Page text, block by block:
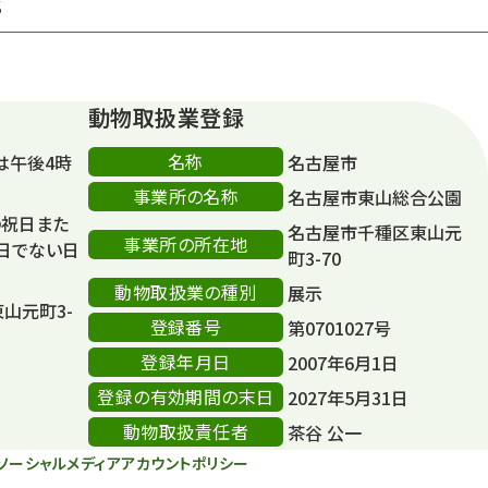
午後4時
日また
でない日
元町3-
動物取扱業登録
名称
名古屋市
事業所の名称
名古屋市東山総合公園
事業所の所在地
名古屋市千種区東山元
町3-70
動物取扱業の種別
展示
登録番号
第0701027号
登録年月日
2007年6月1日
登録の有効期間の末日
2027年5月31日
動物取扱責任者
茶谷 公一
ーシャルメディアアカウントポリシー